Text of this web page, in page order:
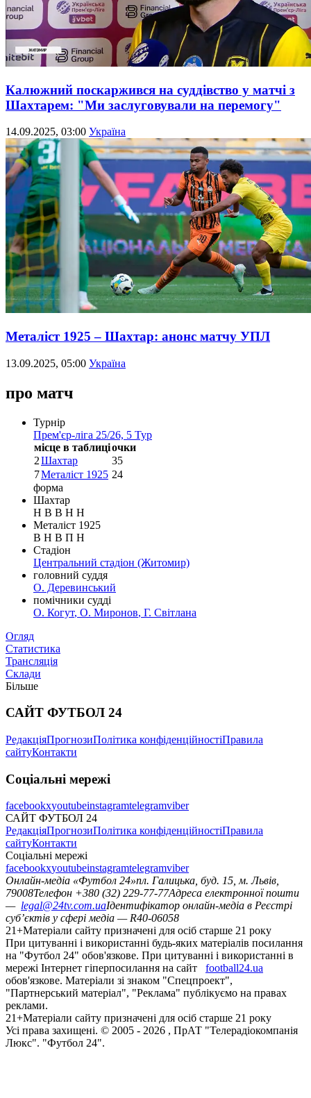
Калюжний поскаржився на суддівство у матчі з
Шахтарем: "Ми заслуговували на перемогу"
14.09.2025, 03:00 Україна
Металіст 1925 – Шахтар: анонс матчу УПЛ
13.09.2025, 05:00 Україна
про матч
Турнір
Прем'єр-ліга 25/26, 5 Тур
місце в таблиціочки
2Шахтар
35
7Металіст 1925 24
форма
Шахтар
Н В В Н Н
Металіст 1925
В Н В П Н
Стадіон
Центральний стадіон (Житомир)
головний суддя
О. Деревинський
помічники судді
О. Когут, О. Миронов, Г. Світлана
Таблиця
Новини
Огляд
Статистика
Трансляція
Склади
Більше
САЙТ ФУТБОЛ 24
РедакціяПрогнозиПолітика конфіденційностіПравила
сайтуКонтакти
Соціальні мережі
facebookxyoutubeinstagramtelegramviber
САЙТ ФУТБОЛ 24
РедакціяПрогнозиПолітика конфіденційностіПравила
сайтуКонтакти
Соціальні мережі
facebookxyoutubeinstagramtelegramviber
Онлайн-медіа «Футбол 24»пл. Галицька, буд. 15, м. Львів,
79008Телефон +380 (32) 229-77-77Адреса електронної пошти
— legal@24tv.com.uaІдентифікатор онлайн-медіа в Реєстрі
суб’єктів у сфері медіа — R40-06058
21+Матеріали сайту призначені для осіб старше 21 року
При цитуванні і використанні будь-яких матеріалів посилання
на "Футбол 24" обов'язкове. При цитуванні і використанні в
мережі Інтернет гіперпосилання на сайт
football24.ua
обов'язкове. Матеріали зі знаком "Спецпроект",
"Партнерський матеріал", "Реклама" публікуємо на правах
реклами.
21+Матеріали сайту призначені для осіб старше 21 року
Усi права захищенi. © 2005 - 2026 , ПрАТ "Телерадіокомпанія
Люкс". "Футбол 24".